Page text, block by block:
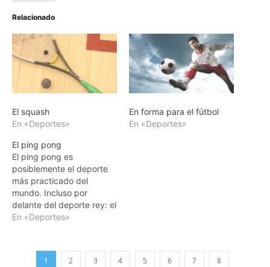
Relacionado
El squash
En «Deportes»
En forma para el fútbol
En «Deportes»
El ping pong
El ping pong es
posiblemente el deporte
más practicado del
mundo. Incluso por
delante del deporte rey: el
fútbol.
En «Deportes»
1 2 3 4 5 6 7 8